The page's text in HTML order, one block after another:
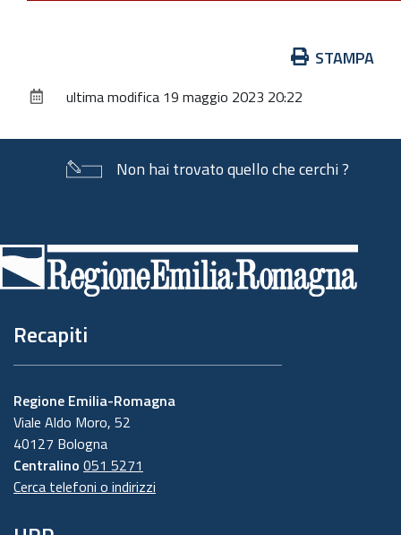
documento
STAMPA
ultima modifica 19 maggio 2023 20:22
Non hai trovato quello che cerchi ?
di
pagina
Recapiti
Regione Emilia-Romagna
Viale Aldo Moro, 52
40127 Bologna
Centralino 051 5271
Cerca telefoni o indirizzi